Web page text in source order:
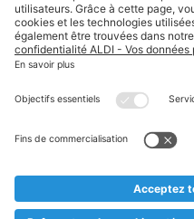
Textes marqués d'un
* Nous vendons ces articles
au cas où, malgré le planning
prématurément en rupture de
** Sur ce site, l’utilisation de